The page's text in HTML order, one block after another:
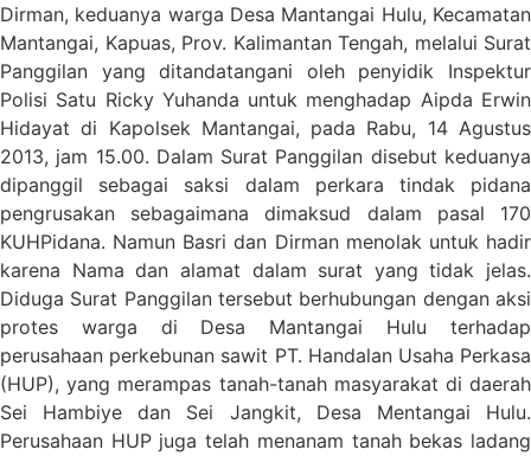
Dirman, keduanya warga Desa Mantangai Hulu, Kecamatan
Mantangai, Kapuas, Prov. Kalimantan Tengah, melalui Surat
Panggilan yang ditandatangani oleh penyidik Inspektur
Polisi Satu Ricky Yuhanda untuk menghadap Aipda Erwin
Hidayat di Kapolsek Mantangai, pada Rabu, 14 Agustus
2013, jam 15.00. Dalam Surat Panggilan disebut keduanya
dipanggil sebagai saksi dalam perkara tindak pidana
pengrusakan sebagaimana dimaksud dalam pasal 170
KUHPidana. Namun Basri dan Dirman menolak untuk hadir
karena Nama dan alamat dalam surat yang tidak jelas.
Diduga Surat Panggilan tersebut berhubungan dengan aksi
protes warga di Desa Mantangai Hulu terhadap
perusahaan perkebunan sawit PT. Handalan Usaha Perkasa
(HUP), yang merampas tanah-tanah masyarakat di daerah
Sei Hambiye dan Sei Jangkit, Desa Mentangai Hulu.
Perusahaan HUP juga telah menanam tanah bekas ladang